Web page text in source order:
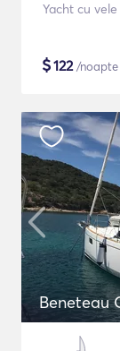
Yacht cu vele
$122/noapte
Beneteau